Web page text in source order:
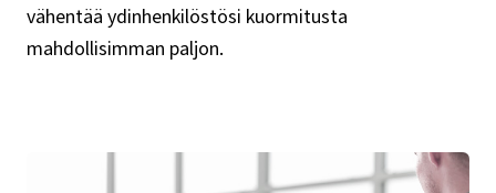
vähentää ydinhenkilöstösi kuormitusta
mahdollisimman paljon.